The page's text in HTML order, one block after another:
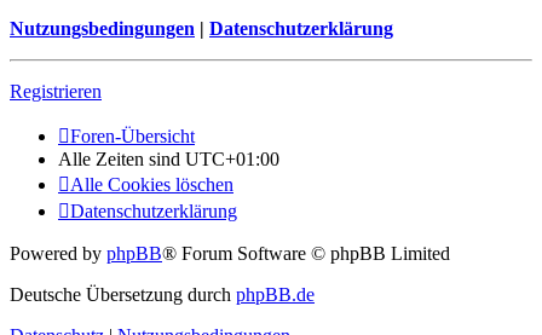
Nutzungsbedingungen | Datenschutzerklärung
Registrieren
Foren-Übersicht
Alle Zeiten sind UTC+01:00
Alle Cookies löschen
Datenschutzerklärung
Powered by phpBB® Forum Software © phpBB Limited
Deutsche Übersetzung durch phpBB.de